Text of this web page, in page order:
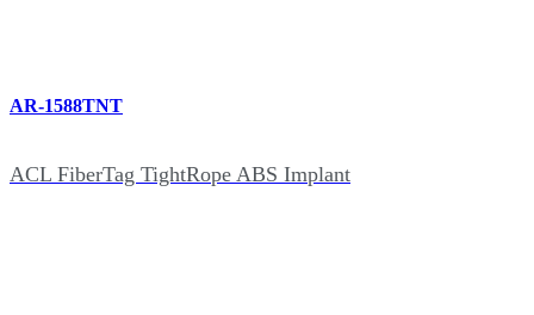
AR-1588TNT
ACL FiberTag TightRope ABS Implant